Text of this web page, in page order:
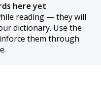
here yet
reading — they will
dictionary. Use the
them through